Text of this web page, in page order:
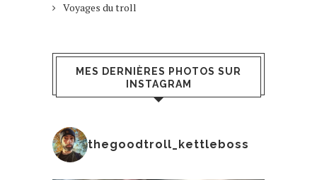
Voyages du troll
MES DERNIÈRES PHOTOS SUR
INSTAGRAM
thegoodtroll_kettleboss